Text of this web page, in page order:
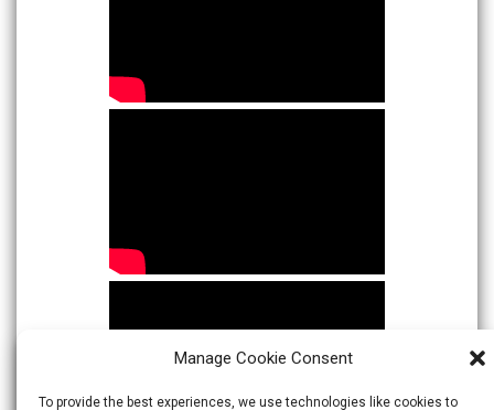
Manage Cookie Consent
To provide the best experiences, we use technologies like cookies to